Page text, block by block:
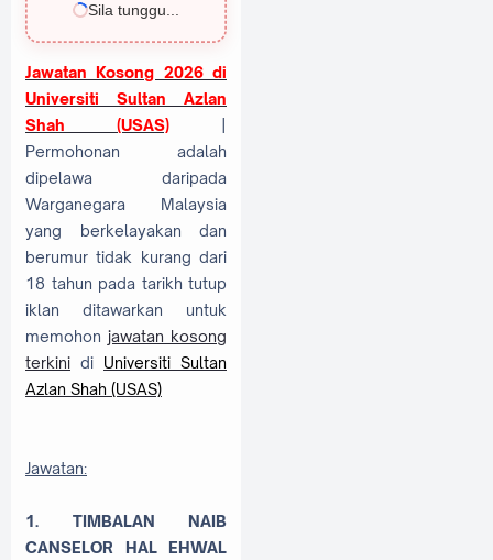
Sila tunggu...
Jawatan Kosong 2026 di
Universiti Sultan Azlan
Shah (USAS)
Permohonan adalah
dipelawa daripada
Warganegara Malaysia
yang berkelayakan dan
berumur tidak kurang dari
18 tahun pada tarikh tutup
iklan ditawarkan untuk
memohon jawatan kosong
terkini di Universiti Sultan
Azlan Shah (USAS)
Jawatan:
1. TIMBALAN NAIB
CANSELOR HAL EHWAL